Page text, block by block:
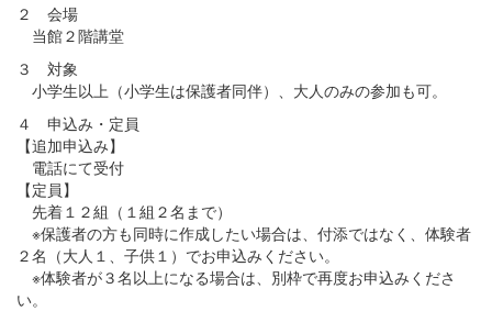
２ 会場
当館２階講堂
３ 対象
小学生以上（小学生は保護者同伴）、大人のみの参加も可。
４ 申込み・定員
【追加申込み】
電話にて受付
【定員】
先着１２組（１組２名まで）
※保護者の方も同時に作成したい場合は、付添ではなく、体験者
２名（大人１、子供１）でお申込みください。
※体験者が３名以上になる場合は、別枠で再度お申込みくださ
い。